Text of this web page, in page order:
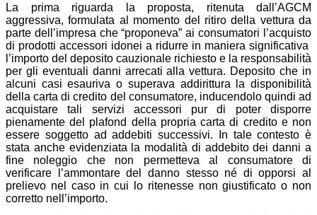
La prima riguarda la proposta, ritenuta dall’AGCM
aggressiva, formulata al momento del ritiro della vettura da
parte dell’impresa che “proponeva” ai consumatori l’acquisto
di prodotti accessori idonei a ridurre in maniera significativa
l’importo del deposito cauzionale richiesto e la responsabilità
per gli eventuali danni arrecati alla vettura. Deposito che in
alcuni casi esauriva o superava addirittura la disponibilità
della carta di credito del consumatore, inducendolo quindi ad
acquistare tali servizi accessori pur di poter disporre
pienamente del plafond della propria carta di credito e non
essere soggetto ad addebiti successivi. In tale contesto è
stata anche evidenziata la modalità di addebito dei danni a
fine noleggio che non permetteva al consumatore di
verificare l’ammontare del danno stesso né di opporsi al
prelievo nel caso in cui lo ritenesse non giustificato o non
corretto nell’importo.